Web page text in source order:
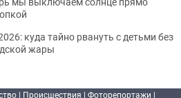
куда тайно рвануть с детьми без
жары
| Происшествия | Фоторепортажи |